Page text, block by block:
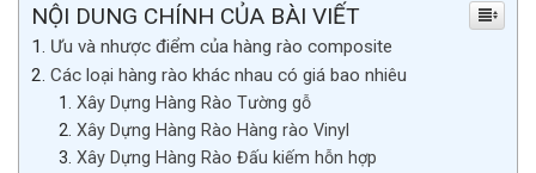
NỘI DUNG CHÍNH CỦA BÀI VIẾT
Ưu và nhược điểm của hàng rào composite
Các loại hàng rào khác nhau có giá bao nhiêu
Xây Dựng Hàng Rào Tường gỗ
Xây Dựng Hàng Rào Hàng rào Vinyl
Xây Dựng Hàng Rào Đấu kiếm hỗn hợp